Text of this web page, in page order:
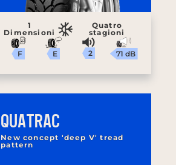
1
Dimensioni
Quatro
stagioni
F E 2 71 dB
QUATRAC
New concept 'deep V' tread
pattern